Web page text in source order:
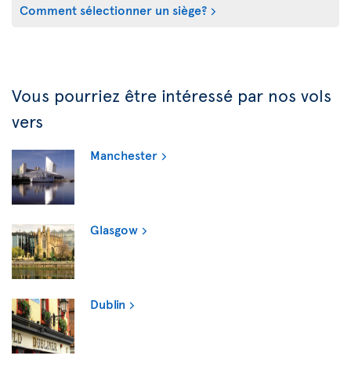
Comment sélectionner un siège?
Vous pourriez être intéressé par nos vols
vers
Manchester
Glasgow
Dublin